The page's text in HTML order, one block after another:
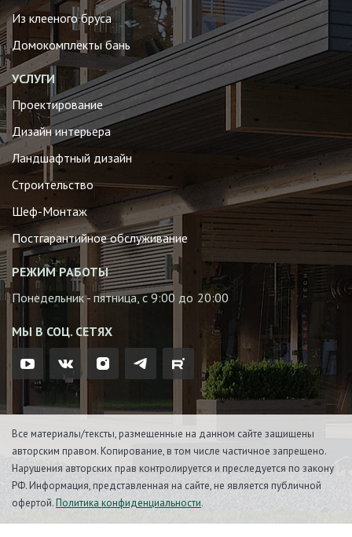
Из клееного бруса
Домокомплекты бань
УСЛУГИ
Проектирование
Дизайн интерьера
Ландшафтный дизайн
Строительство
Шеф-Монтаж
Постгарантийное обслуживание
РЕЖИМ РАБОТЫ
Понедельник - пятница, с 9:00 до 20:00
МЫ В СОЦ. СЕТЯХ
Все материалы/тексты, размещенные на данном сайте защищены
авторским правом. Копирование, в том числе частичное запрещено.
Нарушения авторских прав контролируется и преследуется по закону
РФ. Информация, представленная на сайте, не является публичной
офертой.Политика конфиденциальности.